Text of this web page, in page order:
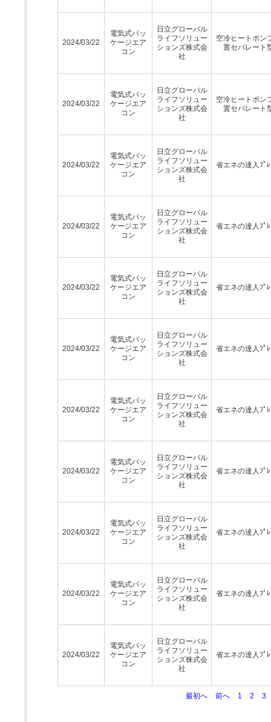
2024/03/22
電気式パッ
ケージエア
コン
日立グローバル
ライフソリュー
ションズ株式会
社
空冷ヒートポン
置セパレート
2024/03/22
電気式パッ
ケージエア
コン
日立グローバル
ライフソリュー
ションズ株式会
社
空冷ヒートポン
置セパレート
2024/03/22
電気式パッ
ケージエア
コン
日立グローバル
ライフソリュー
ションズ株式会
社
省エネの達人ﾌﾟﾚ
2024/03/22
電気式パッ
ケージエア
コン
日立グローバル
ライフソリュー
ションズ株式会
社
省エネの達人ﾌﾟﾚ
2024/03/22
電気式パッ
ケージエア
コン
日立グローバル
ライフソリュー
ションズ株式会
社
省エネの達人ﾌﾟﾚ
2024/03/22
電気式パッ
ケージエア
コン
日立グローバル
ライフソリュー
ションズ株式会
社
省エネの達人ﾌﾟﾚ
2024/03/22
電気式パッ
ケージエア
コン
日立グローバル
ライフソリュー
ションズ株式会
社
省エネの達人ﾌﾟﾚ
2024/03/22
電気式パッ
ケージエア
コン
日立グローバル
ライフソリュー
ションズ株式会
社
省エネの達人ﾌﾟﾚ
2024/03/22
電気式パッ
ケージエア
コン
日立グローバル
ライフソリュー
ションズ株式会
社
省エネの達人ﾌﾟﾚ
2024/03/22
電気式パッ
ケージエア
コン
日立グローバル
ライフソリュー
ションズ株式会
社
省エネの達人ﾌﾟﾚ
2024/03/22
電気式パッ
ケージエア
コン
日立グローバル
ライフソリュー
ションズ株式会
社
省エネの達人ﾌﾟﾚ
最初へ 前へ 1 2 3